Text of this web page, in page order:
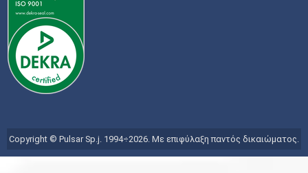
Copyright © Pulsar Sp.j. 1994÷2026. Με επιφύλαξη παντός δικαιώματος.